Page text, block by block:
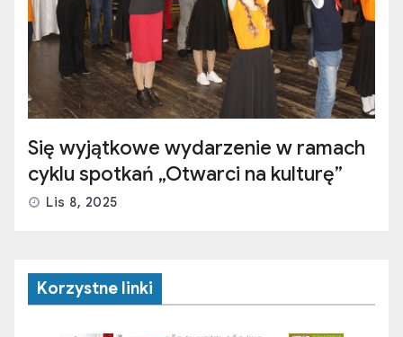
Się wyjątkowe wydarzenie w ramach
cyklu spotkań „Otwarci na kulturę”
Lis 8, 2025
Korzystne linki